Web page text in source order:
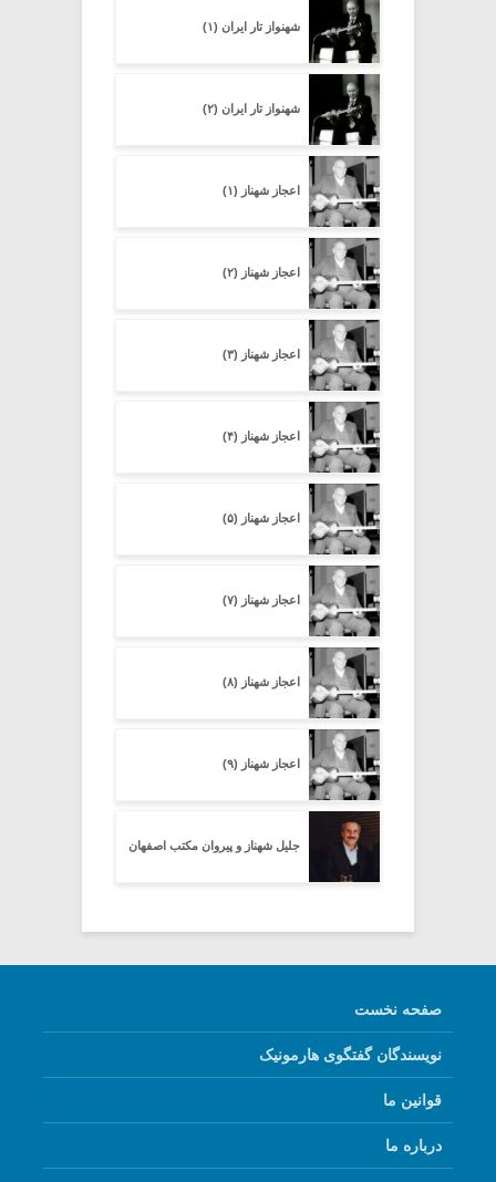
شهنواز تار ایران (۱)
شهنواز تار ایران (۲)
اعجاز شهناز (۱)
اعجاز شهناز (۲)
اعجاز شهناز (۳)
اعجاز شهناز (۴)
اعجاز شهناز (۵)
اعجاز شهناز (۷)
اعجاز شهناز (۸)
اعجاز شهناز (۹)
جلیل شهناز و پیروان مکتب اصفهان
صفحه نخست
نویسندگان گفتگوی هارمونیک
قوانین ما
درباره ما